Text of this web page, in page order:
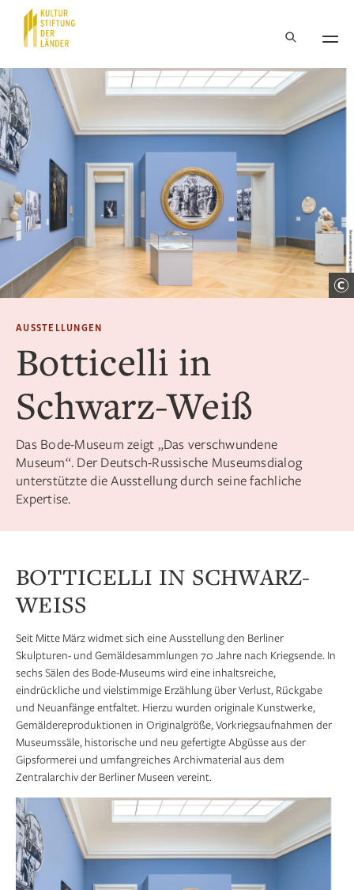
Hauptnavigation
AUSSTELLUNGEN
Botticelli in
Schwarz-Weiß
Das Bode-Museum zeigt „Das verschwundene
Museum“. Der Deutsch-Russische Museumsdialog
unterstützte die Ausstellung durch seine fachliche
Expertise.
BOTTICELLI IN SCHWARZ-
WEISS
Seit Mitte März widmet sich eine Ausstellung den Berliner
Skulpturen- und Gemäldesammlungen 70 Jahre nach Kriegsende. In
sechs Sälen des Bode-Museums wird eine inhaltsreiche,
eindrückliche und vielstimmige Erzählung über Verlust, Rückgabe
und Neuanfänge entfaltet. Hierzu wurden originale Kunstwerke,
Gemäldereproduktionen in Originalgröße, Vorkriegsaufnahmen der
Museumssäle, historische und neu gefertigte Abgüsse aus der
Gipsformerei und umfangreiches Archivmaterial aus dem
Zentralarchiv der Berliner Museen vereint.